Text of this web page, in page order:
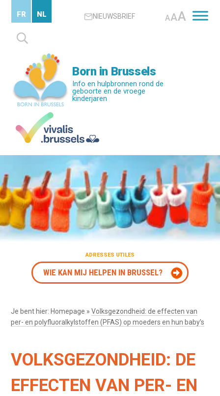
content
NIEUWSBRIEF AAA
Zoeken
naar:
FR NL
Born in Brussels
Info en hulpbronnen rond de
geboorte en de vroege
kinderjaren
ADRESSES UTILES
WIE KAN MIJ HELPEN IN BRUSSEL?
Je bent hier: Homepage »Volksgezondheid: de effecten van
per- en polyfluoralkylstoffen (PFAS) op moeders en hun baby’s
VOLKSGEZONDHEID: DE
EFFECTEN VAN PER- EN